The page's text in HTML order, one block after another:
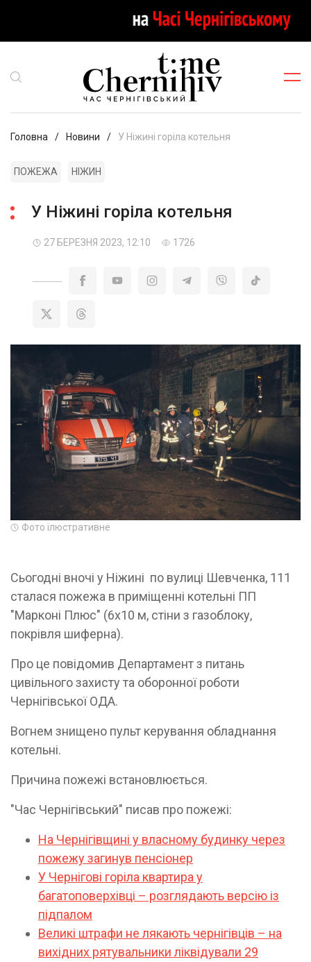
Головна Новини У Ніжині горіла котельня
ПОЖЕЖА НІЖИН
У Ніжині горіла котельня
27 БЕРЕЗНЯ 2023, 12:10 1726
Фото ілюстративне
Сьогодні вночі у Ніжині по вулиці Шевченка, 111
сталася пожежа в приміщенні котельні ПП
"Марконі Плюс" (6х10 м, стіни з газоблоку,
покрівля шиферна).
Про це повідомив Департамент з питань
цивільного захисту та оборонної роботи
Чернігівської ОДА.
Вогнем знищено пульт керування обладнання
котельні.
Причина пожежі встановлюється.
"Час Чернігівський" писав про пожежі:
На Чернігівщині у власному будинку через
пожежу загинув пенсіонер
У Чернігові горіла квартира у
багатоповерхівці – розглядають версію із
підпалом
Великі штрафи не лякають чернігівців – на
вихідних рятувальники ліквідували 29